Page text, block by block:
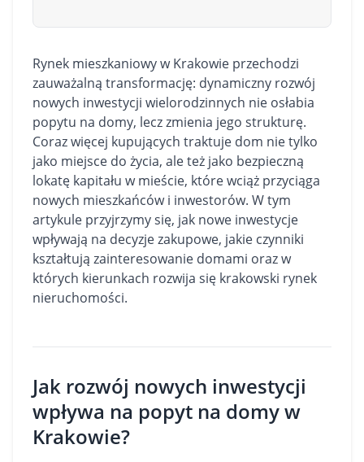
Rynek mieszkaniowy w Krakowie przechodzi
zauważalną transformację: dynamiczny rozwój
nowych inwestycji wielorodzinnych nie osłabia
popytu na domy, lecz zmienia jego strukturę.
Coraz więcej kupujących traktuje dom nie tylko
jako miejsce do życia, ale też jako bezpieczną
lokatę kapitału w mieście, które wciąż przyciąga
nowych mieszkańców i inwestorów. W tym
artykule przyjrzymy się, jak nowe inwestycje
wpływają na decyzje zakupowe, jakie czynniki
kształtują zainteresowanie domami oraz w
których kierunkach rozwija się krakowski rynek
nieruchomości.
Jak rozwój nowych inwestycji
wpływa na popyt na domy w
Krakowie?